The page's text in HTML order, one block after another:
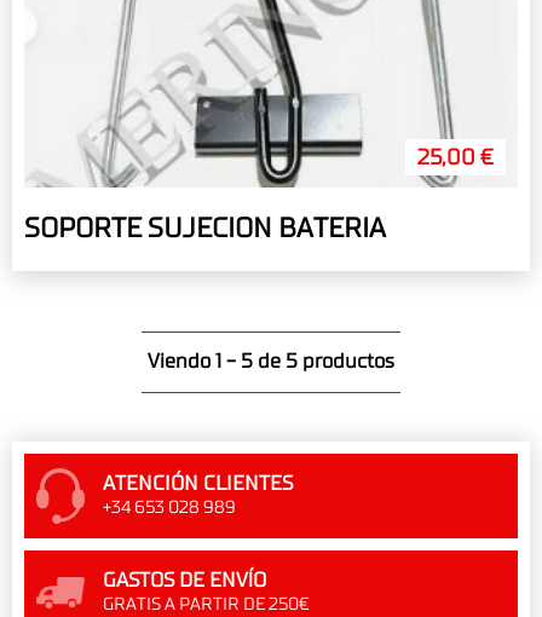
25,00 €
SOPORTE SUJECION BATERIA
Viendo 1 - 5 de 5 productos
ATENCIÓN CLIENTES
+34 653 028 989
GASTOS DE ENVÍO
GRATIS A PARTIR DE 250€